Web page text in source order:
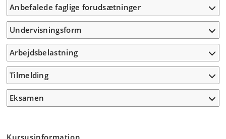
Anbefalede faglige forudsætninger
Undervisningsform
Arbejdsbelastning
Tilmelding
Eksamen
Kursusinformation